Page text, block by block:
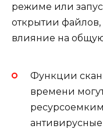
режиме или
открытии файлов,
влияние на
Функции
времени